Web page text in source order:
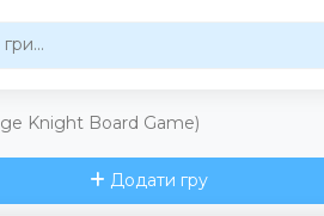
Knight Board Game)
Додати гру